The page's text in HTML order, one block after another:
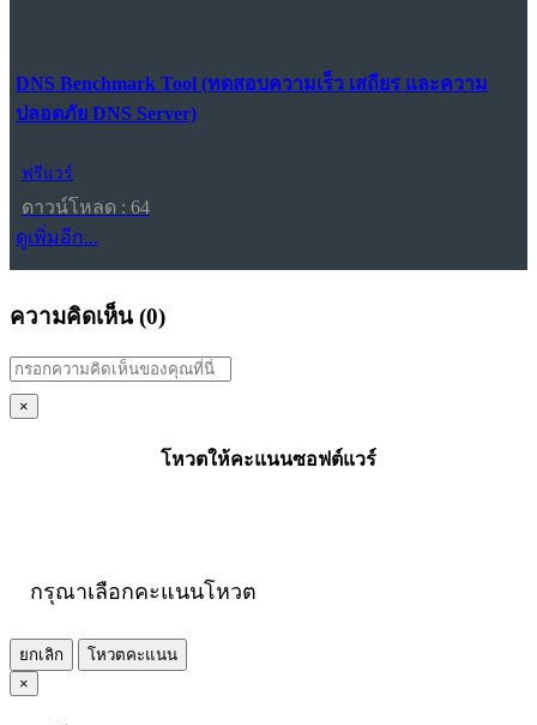
DNS Benchmark Tool (ทดสอบความเร็ว เสถียร และความ
ปลอดภัย DNS Server)
ฟรีแวร์
ดาวน์โหลด : 64
ดูเพิ่มอีก...
ความคิดเห็น (0)
×
โหวตให้คะแนนซอฟต์แวร์
กรุณาเลือกคะแนนโหวต
ยกเลิก
โหวตคะแนน
×